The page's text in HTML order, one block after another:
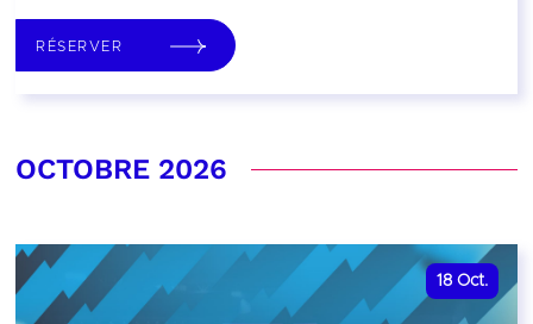
RÉSERVER
OCTOBRE 2026
18 Oct.